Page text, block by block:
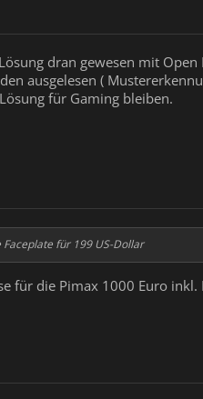
dran gewesen mit
ausgelesen (
für Gaming bleiben.
für 199 US-Dollar
für die Pimax 1000 Euro inkl.